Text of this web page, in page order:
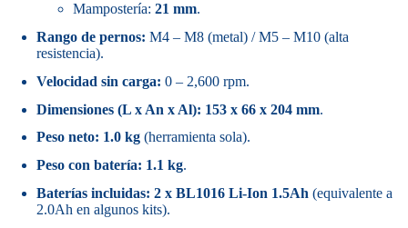
Mampostería: 21 mm.
Rango de pernos: M4 – M8 (metal) / M5 – M10 (alta
resistencia).
Velocidad sin carga: 0 – 2,600 rpm.
Dimensiones (L x An x Al): 153 x 66 x 204 mm.
Peso neto: 1.0 kg (herramienta sola).
Peso con batería: 1.1 kg.
Baterías incluidas: 2 x BL1016 Li-Ion 1.5Ah (equivalente a
2.0Ah en algunos kits).